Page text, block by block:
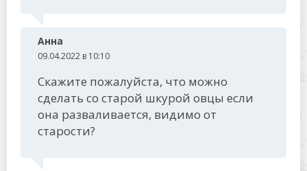
Анна
09.04.2022 в 10:10
Скажите пожалуйста, что можно
сделать со старой шкурой овцы если
она разваливается, видимо от
старости?